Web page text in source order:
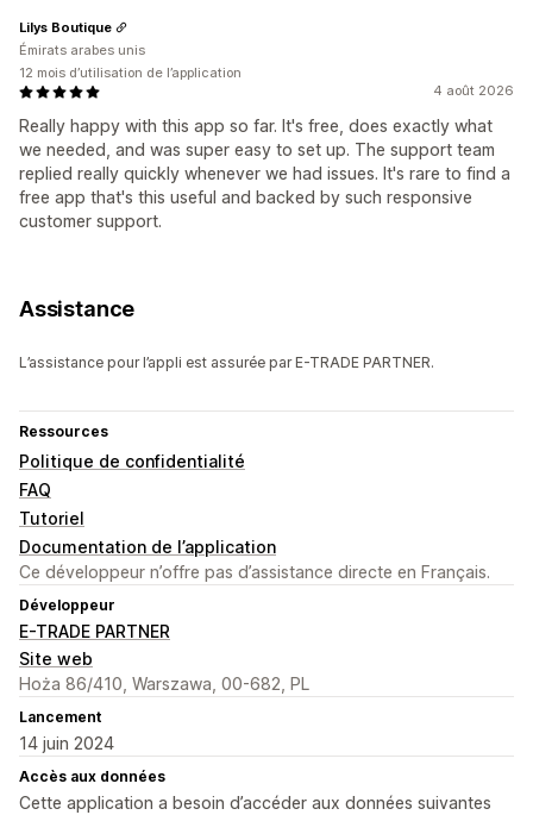
4 août 2026
Really happy with this app so far. It's free, does exactly what
we needed, and was super easy to set up. The support team
replied really quickly whenever we had issues. It's rare to find a
free app that's this useful and backed by such responsive
customer support.
Lilys Boutique
Émirats arabes unis
12 mois d’utilisation de l’application
Assistance
L’assistance pour l’appli est assurée par E-TRADE PARTNER.
Ressources
Politique de confidentialité
FAQ
Tutoriel
Documentation de l’application
Ce développeur n’offre pas d’assistance directe en Français.
Développeur
E-TRADE PARTNER
Site web
Hoża 86/410, Warszawa, 00-682, PL
Lancement
14 juin 2024
Accès aux données
Cette application a besoin d’accéder aux données suivantes